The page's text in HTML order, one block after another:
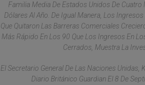
Familia Media De Estados Unidos De
Dólares Al Año. De Igual Manera, Los
Que Quitaron Las Barreras Comerciales
Más Rápido En Los 90 Que Los Ingresos En
Cerrados, Muestra La
El Secretario General De Las Naciones Unidas,
Diario Británico Guardian El 8 De